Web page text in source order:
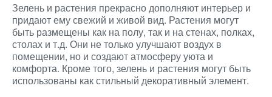
Зелень и растения прекрасно дополняют интерьер и
придают ему свежий и живой вид. Растения могут
быть размещены как на полу, так и на стенах, полках,
столах и т.д. Они не только улучшают воздух в
помещении, но и создают атмосферу уюта и
комфорта. Кроме того, зелень и растения могут быть
использованы как стильный декоративный элемент.